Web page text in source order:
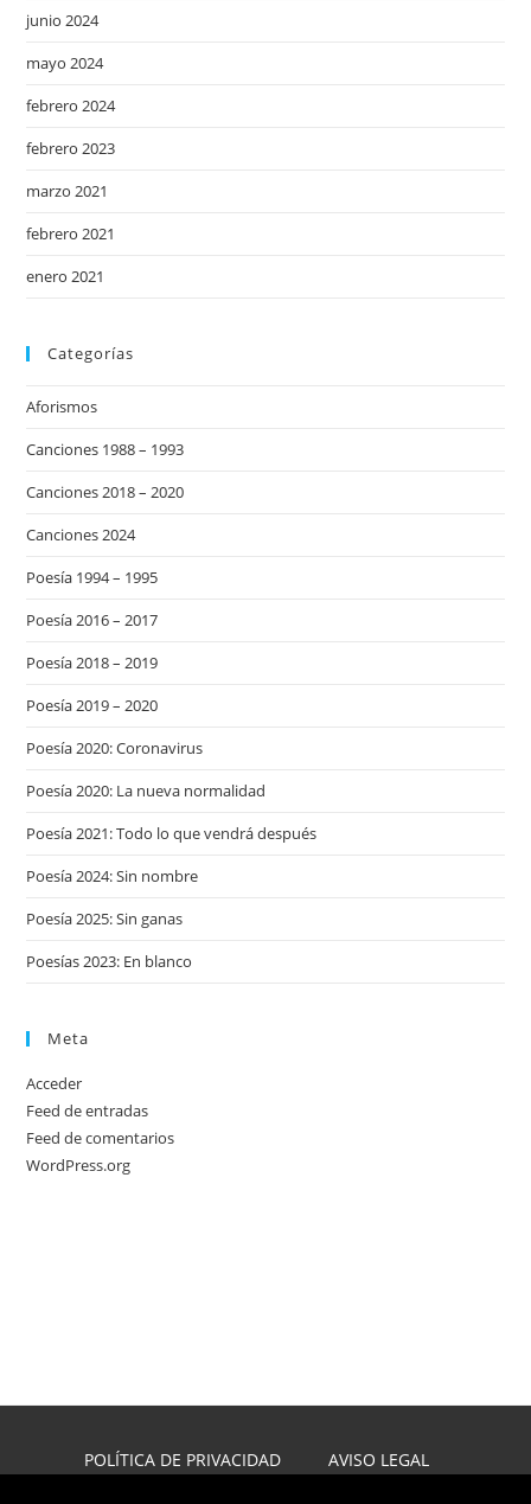
junio 2024
mayo 2024
febrero 2024
febrero 2023
marzo 2021
febrero 2021
enero 2021
Categorías
Aforismos
Canciones 1988 – 1993
Canciones 2018 – 2020
Canciones 2024
Poesía 1994 – 1995
Poesía 2016 – 2017
Poesía 2018 – 2019
Poesía 2019 – 2020
Poesía 2020: Coronavirus
Poesía 2020: La nueva normalidad
Poesía 2021: Todo lo que vendrá después
Poesía 2024: Sin nombre
Poesía 2025: Sin ganas
Poesías 2023: En blanco
Meta
Acceder
Feed de entradas
Feed de comentarios
WordPress.org
POLÍTICA DE PRIVACIDAD
AVISO LEGAL